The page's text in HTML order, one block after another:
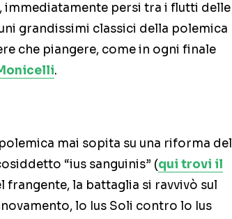
immediatamente persi tra i flutti delle
grandissimi classici della polemica
che piangere, come in ogni finale
.
mai sopita su una riforma del
“ius sanguinis” (qui trovi il
frangente, la battaglia si ravvivò sul
lo Ius Soli contro lo Ius